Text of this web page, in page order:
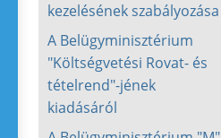
kezelésének szabályozása
A Belügyminisztérium
"Költségvetési Rovat- és
tételrend"-jének
kiadásáról